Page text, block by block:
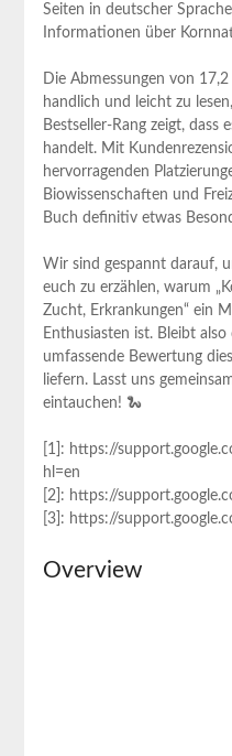
Seiten in deutscher
Informationen über
Die Abmessungen von
handlich und leicht zu
Bestseller-Rang zeigt, dass
handelt. Mit
hervorragenden
Biowissenschaften und
Buch definitiv etwas
Wir sind gespannt darauf,
euch zu erzählen, warum
Zucht, Erkrankungen“ ein
Enthusiasten ist. Bleibt
umfassende Bewertung
liefern. Lasst uns
eintauchen! 🐍
[1]: https://
hl=en
[2]: https://
[3]: https://
Overview